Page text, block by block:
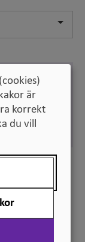
för
är
korrekt
du vill